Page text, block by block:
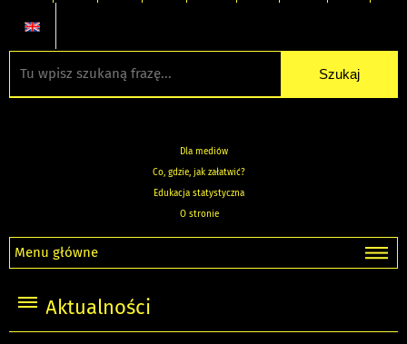
Dla mediów
Co, gdzie, jak załatwić?
Edukacja statystyczna
O stronie
Menu główne
Aktualności